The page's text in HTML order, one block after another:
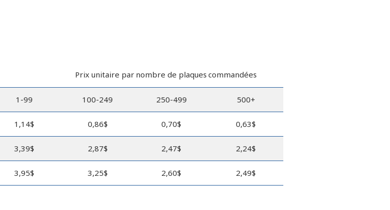
Prix unitaire par nombre de plaques commandées
1-99 100-249 250-499 500+
1,14$ 0,86$ 0,70$ 0,63$
3,39$ 2,87$ 2,47$ 2,24$
3,95$ 3,25$ 2,60$ 2,49$